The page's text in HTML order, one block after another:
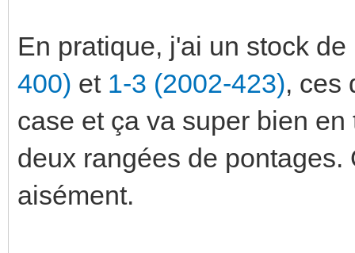
En pratique, j'ai un stock
400) et 1-3 (2002-423), ces
case et ça va super bien
deux rangées de
aisément.